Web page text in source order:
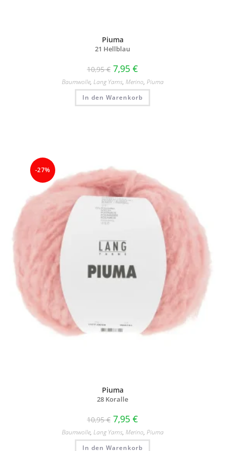
Piuma
21 Hellblau
10,95€ 7,95 €
Baumwolle, Lang Yarns, Merino, Piuma
In den Warenkorb
-27%
Piuma
28 Koralle
10,95€ 7,95 €
Baumwolle, Lang Yarns, Merino, Piuma
In den Warenkorb